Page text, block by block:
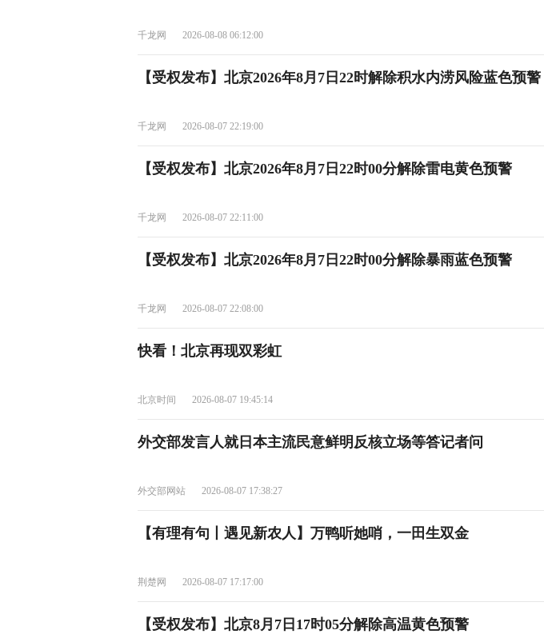
千龙网 2026-08-08 06:12:00
【受权发布】北京2026年8月7日22时解除积水内涝风险蓝色预警
千龙网 2026-08-07 22:19:00
【受权发布】北京2026年8月7日22时00分解除雷电黄色预警
千龙网 2026-08-07 22:11:00
【受权发布】北京2026年8月7日22时00分解除暴雨蓝色预警
千龙网 2026-08-07 22:08:00
快看！北京再现双彩虹
北京时间 2026-08-07 19:45:14
外交部发言人就日本主流民意鲜明反核立场等答记者问
外交部网站 2026-08-07 17:38:27
【有理有句丨遇见新农人】万鸭听她哨，一田生双金
荆楚网 2026-08-07 17:17:00
【受权发布】北京8月7日17时05分解除高温黄色预警